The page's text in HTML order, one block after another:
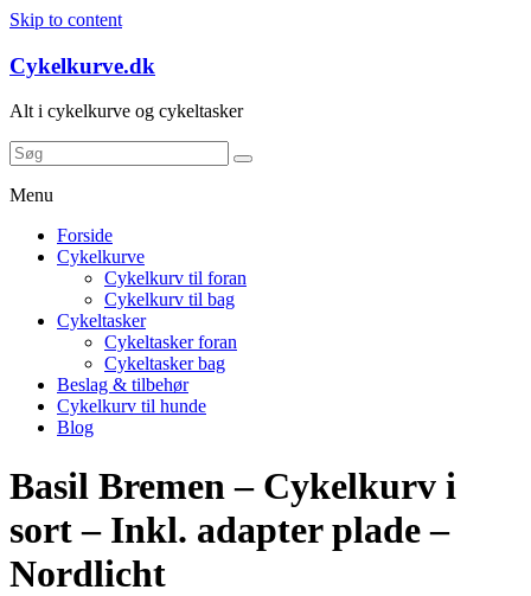
Skip to content
Cykelkurve.dk
Alt i cykelkurve og cykeltasker
Menu
Forside
Cykelkurve
Cykelkurv til foran
Cykelkurv til bag
Cykeltasker
Cykeltasker foran
Cykeltasker bag
Beslag & tilbehør
Cykelkurv til hunde
Blog
Basil Bremen – Cykelkurv i
sort – Inkl. adapter plade –
Nordlicht